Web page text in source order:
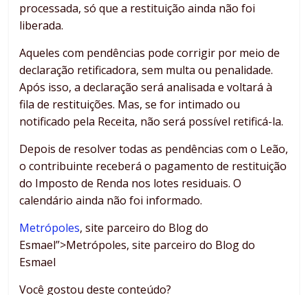
processada, só que a restituição ainda não foi
liberada.
Aqueles com pendências pode corrigir por meio de
declaração retificadora, sem multa ou penalidade.
Após isso, a declaração será analisada e voltará à
fila de restituições. Mas, se for intimado ou
notificado pela Receita, não será possível retificá-la.
Depois de resolver todas as pendências com o Leão,
o contribuinte receberá o pagamento de restituição
do Imposto de Renda nos lotes residuais. O
calendário ainda não foi informado.
Metrópoles, site parceiro do Blog do
Esmael”>Metrópoles, site parceiro do Blog do
Esmael
Você gostou deste conteúdo?